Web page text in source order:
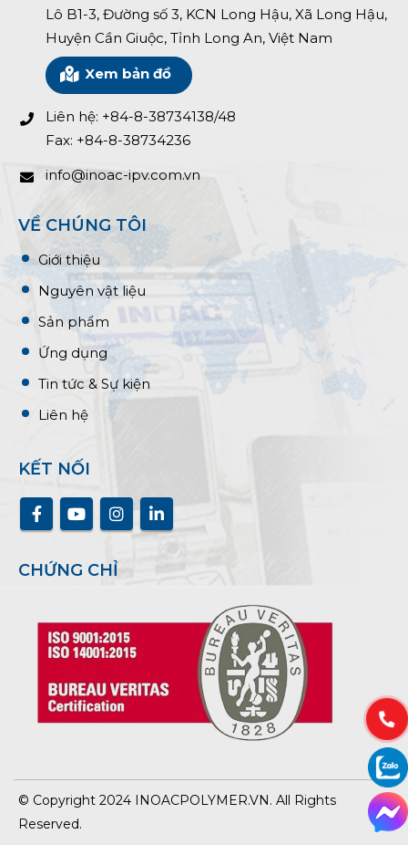
Lô B1-3, Đường số 3, KCN Long Hậu, Xã Long Hậu,
Huyện Cần Giuộc, Tỉnh Long An, Việt Nam
Xem bản đồ
Liên hệ: +84-8-38734138/48
Fax: +84-8-38734236
info@inoac-ipv.com.vn
VỀ CHÚNG TÔI
Giới thiệu
Nguyên vật liệu
Sản phẩm
Ứng dụng
Tin tức & Sự kiện
Liên hệ
KẾT NỐI
CHỨNG CHỈ
© Copyright 2024 INOACPOLYMER.VN. All Rights
Reserved.